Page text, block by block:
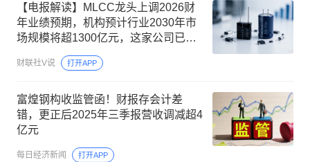
【电报解读】MLCC龙头上调2026财
年业绩预期，机构预计行业2030年市
场规模将超1300亿元，这家公司已构
建铝电容全产业链
财联社V说 打开APP
富煌钢构收监管函！财报存会计差
错，更正后2025年三季报营收调减超4
亿元
每日经济新闻 打开APP